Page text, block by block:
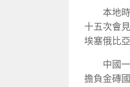
本地
十五次會
埃塞俄比
中國
擔負金磚